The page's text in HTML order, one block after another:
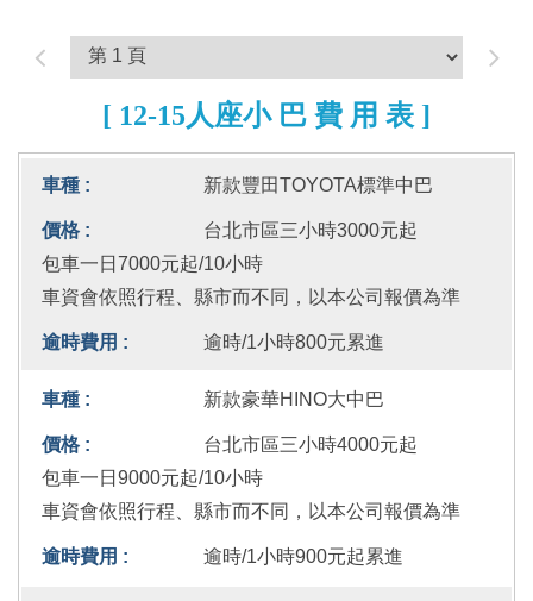
[ 12-15人座小 巴 費 用 表 ]
新款豐田TOYOTA標準中巴
台北市區三小時3000元起
包車一日7000元起/10小時
車資會依照行程、縣市而不同，以本公司報價為準
逾時/1小時800元累進
新款豪華HINO大中巴
台北市區三小時4000元起
包車一日9000元起/10小時
車資會依照行程、縣市而不同，以本公司報價為準
逾時/1小時900元起累進